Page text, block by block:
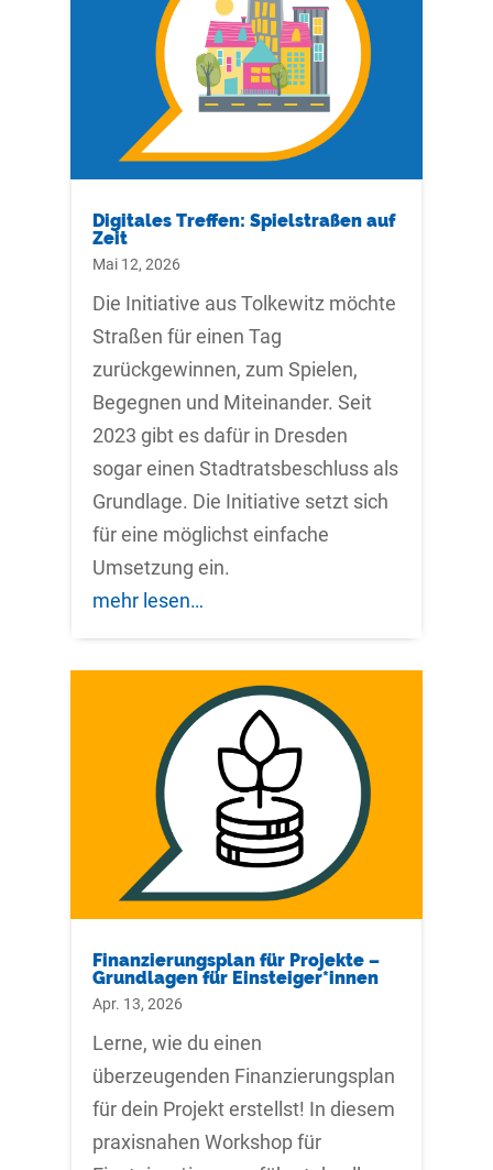
Digitales Treffen: Spielstraßen auf
Zeit
Mai 12, 2026
Die Initiative aus Tolkewitz möchte
Straßen für einen Tag
zurückgewinnen, zum Spielen,
Begegnen und Miteinander. Seit
2023 gibt es dafür in Dresden
sogar einen Stadtratsbeschluss als
Grundlage. Die Initiative setzt sich
für eine möglichst einfache
Umsetzung ein.
mehr lesen…
Finanzierungsplan für Projekte –
Grundlagen für Einsteiger*innen
Apr. 13, 2026
Lerne, wie du einen
überzeugenden Finanzierungsplan
für dein Projekt erstellst! In diesem
praxisnahen Workshop für